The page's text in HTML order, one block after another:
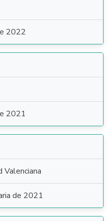
2022
2021
Valenciana
de 2021